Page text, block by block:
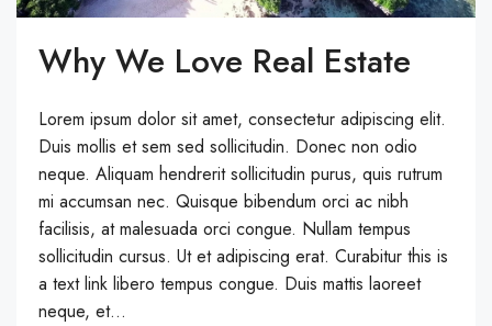
Why We Love Real Estate
Lorem ipsum dolor sit amet, consectetur adipiscing elit.
Duis mollis et sem sed sollicitudin. Donec non odio
neque. Aliquam hendrerit sollicitudin purus, quis rutrum
mi accumsan nec. Quisque bibendum orci ac nibh
facilisis, at malesuada orci congue. Nullam tempus
sollicitudin cursus. Ut et adipiscing erat. Curabitur this is
a text link libero tempus congue. Duis mattis laoreet
neque, et...